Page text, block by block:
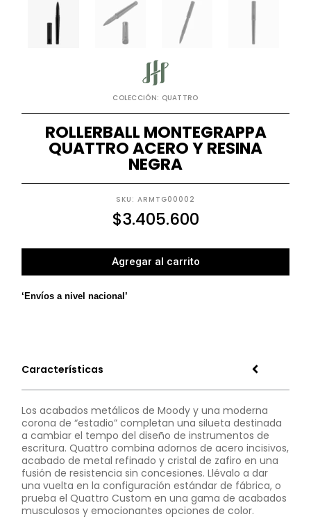
COLECCIÓN: QUATTRO
ROLLERBALL MONTEGRAPPA
QUATTRO ACERO Y RESINA
NEGRA
SKU: ARMTG00002
$3.405.600
Agregar al carrito
‘Envíos a nivel nacional’
Características
Los acabados metálicos de Moody y una moderna
corona de “estadio” completan una silueta destinada
a cambiar el tempo del diseño de instrumentos de
escritura. Quattro combina adornos de acero incisivos,
acabado de metal refinado y cristal de zafiro en una
fusión de resistencia sin concesiones. Llévalo a dar
una vuelta en la configuración estándar de fábrica, o
prueba el Quattro Custom en una gama de acabados
musculosos y emocionantes opciones de color.